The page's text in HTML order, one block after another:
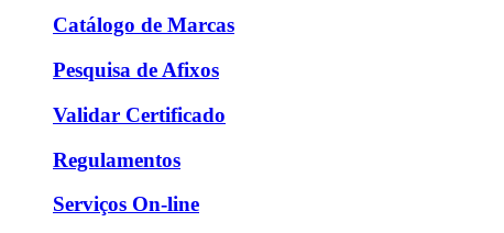
Catálogo de Marcas
Pesquisa de Afixos
Validar Certificado
Regulamentos
Serviços On-line